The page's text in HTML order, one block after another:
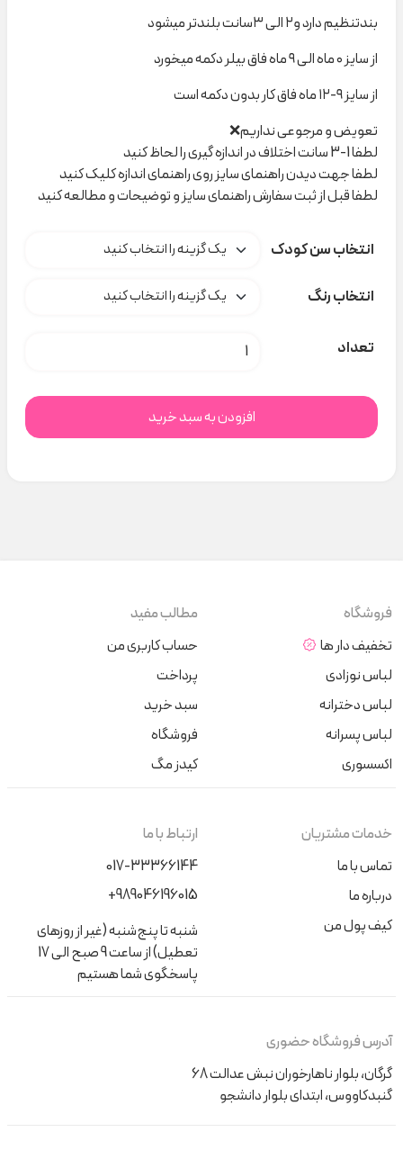
بندتنظیم دارد و۲ الی ۳سانت بلندتر میشود
از سایز ۰ ماه الی ۹ ماه فاق بیلر دکمه میخورد
از سایز ۹-۱۲ ماه فاق کار بدون دکمه است
تعویض و مرجوعی نداریم❌
لطفا 1-3 سانت اختلاف در اندازه گیری را لحاظ کنید
لطفا جهت دیدن راهنمای سایز روی راهنمای اندازه کلیک کنید
لطفا قبل از ثبت سفارش راهنمای سایز و توضیحات و مطالعه کنید
انتخاب سن کودک
انتخاب رنگ
تعداد بیلرشلوارکی Kiabi کد H000203 عدد
افزودن به سبد خرید
فروشگاه
تخفیف دار ها
لباس نوزادی
لباس دخترانه
لباس پسرانه
اکسسوری
مطالب مفید
حساب کاربری من
پرداخت
سبد خرید
فروشگاه
کیدز مگ
خدمات مشتریان
تماس با ما
درباره ما
کیف پول من
ارتباط با ما
017-33366144
+989046196015
شنبه تا پنج‌شنبه (غیر از روزهای
تعطیل) از ساعت 9 صبح الی 17
پاسخگوی شما هستیم
آدرس فروشگاه حضوری
گرگان، بلوار ناهارخوران نبش عدالت 68
گنبدکاووس، ابتدای بلوار دانشجو